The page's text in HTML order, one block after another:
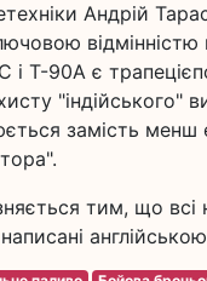
Андрій
відмінністю
Т-90А є
"індійського"
замість менш
тим, що всі